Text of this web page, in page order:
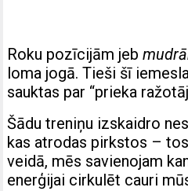
Roku pozīcijām jeb
loma jogā. Tieši šī
sauktas par “prieka
Šādu treniņu izskaidro
kas atrodas pirkstos –
veidā, mēs savienojam
enerģijai cirkulēt cauri